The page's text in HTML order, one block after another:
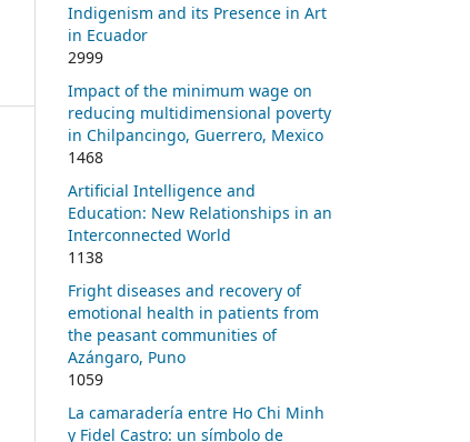
Indigenism and its Presence in Art
in Ecuador
2999
Impact of the minimum wage on
reducing multidimensional poverty
in Chilpancingo, Guerrero, Mexico
1468
Artificial Intelligence and
Education: New Relationships in an
Interconnected World
1138
Fright diseases and recovery of
emotional health in patients from
the peasant communities of
Azángaro, Puno
1059
La camaradería entre Ho Chi Minh
y Fidel Castro: un símbolo de